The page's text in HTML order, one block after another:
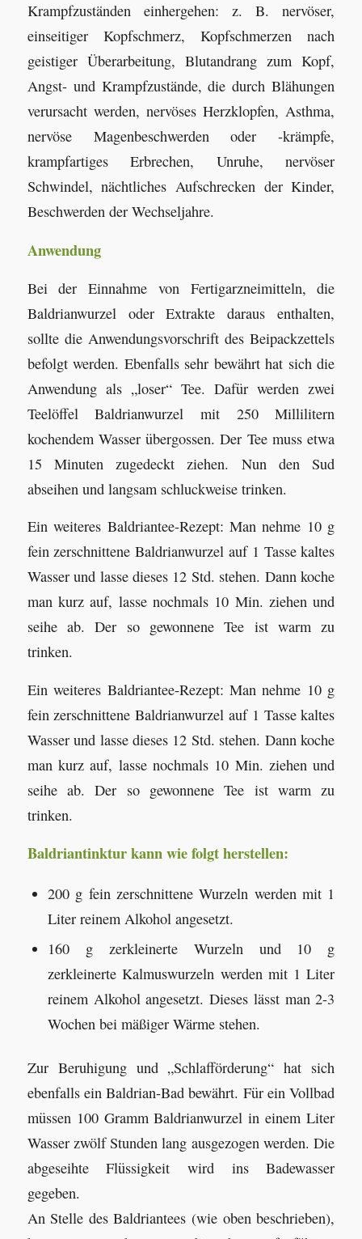
Krampfzuständen einhergehen: z. B. nervöser,
einseitiger Kopfschmerz, Kopfschmerzen nach
geistiger Überarbeitung, Blutandrang zum Kopf,
Angst- und Krampfzustände, die durch Blähungen
verursacht werden, nervöses Herzklopfen, Asthma,
nervöse Magenbeschwerden oder -krämpfe,
krampfartiges Erbrechen, Unruhe, nervöser
Schwindel, nächtliches Aufschrecken der Kinder,
Beschwerden der Wechseljahre.
Anwendung
Bei der Einnahme von Fertigarzneimitteln, die
Baldrianwurzel oder Extrakte daraus enthalten,
sollte die Anwendungsvorschrift des Beipackzettels
befolgt werden. Ebenfalls sehr bewährt hat sich die
Anwendung als „loser“ Tee. Dafür werden zwei
Teelöffel Baldrianwurzel mit 250 Millilitern
kochendem Wasser übergossen. Der Tee muss etwa
15 Minuten zugedeckt ziehen. Nun den Sud
abseihen und langsam schluckweise trinken.
Ein weiteres Baldriantee-Rezept: Man nehme 10 g
fein zerschnittene Baldrianwurzel auf 1 Tasse kaltes
Wasser und lasse dieses 12 Std. stehen. Dann koche
man kurz auf, lasse nochmals 10 Min. ziehen und
seihe ab. Der so gewonnene Tee ist warm zu
trinken.
Ein weiteres Baldriantee-Rezept: Man nehme 10 g
fein zerschnittene Baldrianwurzel auf 1 Tasse kaltes
Wasser und lasse dieses 12 Std. stehen. Dann koche
man kurz auf, lasse nochmals 10 Min. ziehen und
seihe ab. Der so gewonnene Tee ist warm zu
trinken.
Baldriantinktur kann wie folgt herstellen:
200 g fein zerschnittene Wurzeln werden mit 1
Liter reinem Alkohol angesetzt.
160 g zerkleinerte Wurzeln und 10 g
zerkleinerte Kalmuswurzeln werden mit 1 Liter
reinem Alkohol angesetzt. Dieses lässt man 2-3
Wochen bei mäßiger Wärme stehen.
Zur Beruhigung und „Schlafförderung“ hat sich
ebenfalls ein Baldrian-Bad bewährt. Für ein Vollbad
müssen 100 Gramm Baldrianwurzel in einem Liter
Wasser zwölf Stunden lang ausgezogen werden. Die
abgeseihte Flüssigkeit wird ins Badewasser
gegeben.
An Stelle des Baldriantees (wie oben beschrieben),